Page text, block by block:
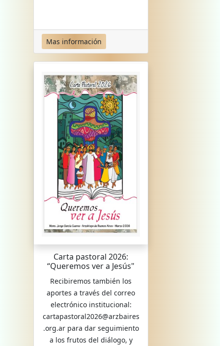
Mas información
Carta pastoral 2026:
“Queremos ver a Jesús"
Recibiremos también los
aportes a través del correo
electrónico institucional:
cartapastoral2026@arzbaires
.org.ar para dar seguimiento
a los frutos del diálogo, y